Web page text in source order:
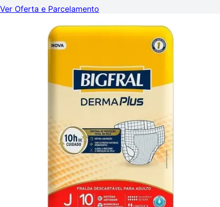
Ver Oferta e Parcelamento